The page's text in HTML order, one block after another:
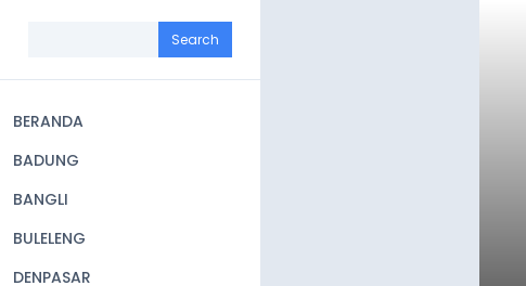
navigation
BERANDA
BADUNG
BANGLI
BULELENG
DENPASAR